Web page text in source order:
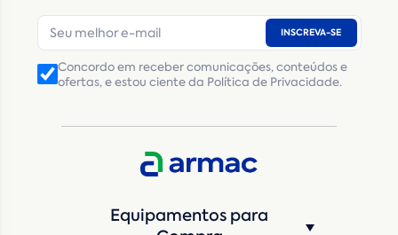
INSCREVA-SE
Concordo em receber comunicações, conteúdos e
ofertas, e estou ciente da Política de Privacidade.
Equipamentos para
Número de telefone*
CNPJ Inscrição Estadual(Produtor Rural)